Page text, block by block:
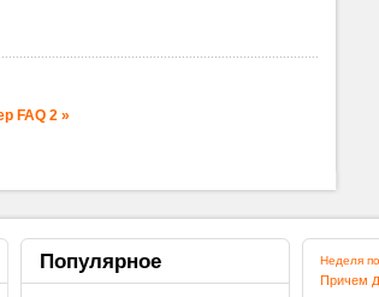
FAQ 2 »
Популярное Неделя
Причем